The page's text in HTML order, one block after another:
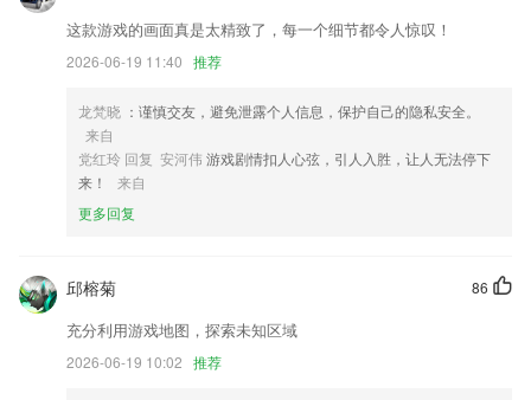
优化阅读体验，修改已有问题
修复翻译问题
能，如选择无需确认，任务即可进入进行中状态，简化了指定任务确认交
互，便于指定任务快速执行；
鲸海计划投票活动上线，快去支持你喜欢的作品吧！
联系我们
修改。
这款游戏的画面真是太精致了，每一个细节都令人惊叹！
2026-06-19 11:40 推荐
龙梵晓 ：谨慎交友，避免泄露个人信息，保护自己的隐私安全。
来自
党红玲 回复 安河伟 游戏剧情扣人心弦，引人入胜，让人无法停下
来！
来自
更多回复
86
邱榕菊
充分利用游戏地图，探索未知区域
2026-06-19 10:02 推荐